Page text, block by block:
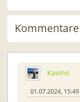
Kommentare
Kavino
01.07.2024, 15:49